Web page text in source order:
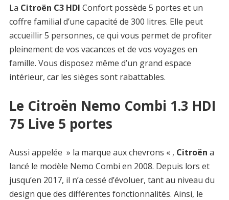
La Citroën C3 HDI Confort possède 5 portes et un
coffre familial d’une capacité de 300 litres. Elle peut
accueillir 5 personnes, ce qui vous permet de profiter
pleinement de vos vacances et de vos voyages en
famille. Vous disposez même d’un grand espace
intérieur, car les sièges sont rabattables.
Le Citroën Nemo Combi 1.3 HDI
75 Live 5 portes
Aussi appelée » la marque aux chevrons « , Citroën a
lancé le modèle Nemo Combi en 2008. Depuis lors et
jusqu’en 2017, il n’a cessé d’évoluer, tant au niveau du
design que des différentes fonctionnalités. Ainsi, le